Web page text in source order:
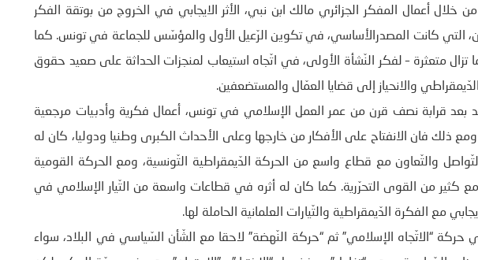
خلال أعمال المفكر الجزائري مالك ابن نبي، الأثر الايجابي في الخروج من بوتقة الفكر
التي كانت المصدرالأساسي، في تكوين الرّعيل الأول والمؤسّس للجماعة في تونس. كما
متعثرة – لفكر النّشأة الأولى، في اتّجاه استيعاب لمنجزات الحداثة على صعيد حقوق
والانحياز إلى قضايا العمّال والمستضعفين.
بعد قرابة نصف قرن من عمر العمل الإسلامي في تونس، أعمال فكرية وأدبيات مرجعية
ذلك فان الانفتاح على الأفكار من خارجها وعلى الأحداث الكبرى وطنيا ودوليا، كان له
والتّعاون مع قطاع واسع من الحركة الدّيمقراطية التّونسية، ومع الحركة القومية
كثير من القوى التحرّرية. كما كان له أثره في قطاعات واسعة من التّيار الإسلامي في
مع الفكرة الدّيمقراطية والتّيارات العلمانية الحاملة لها.
“الاتّجاه الإسلامي” ثم “حركة النّهضة” لاحقا مع الشّأن السّياسي في البلاد، سواء